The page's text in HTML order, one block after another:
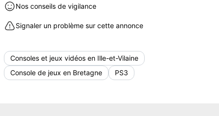
Nos conseils de vigilance
Signaler un problème sur cette annonce
Consoles et jeux vidéos en Ille-et-Vilaine
Console de jeux en Bretagne
PS3